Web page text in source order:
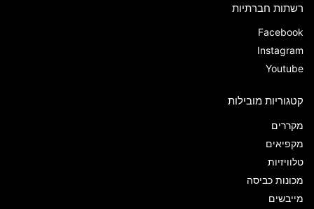
רשתות חברתיות
Facebook
Instagram
Youtube
קטגוריות מובילות
מקררים
מקפיאים
טלוויזיות
מכונות כביסה
מייבשים